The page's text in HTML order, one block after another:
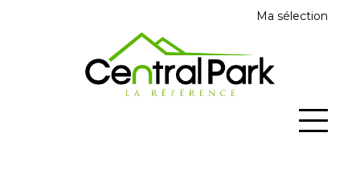
Ma sélection